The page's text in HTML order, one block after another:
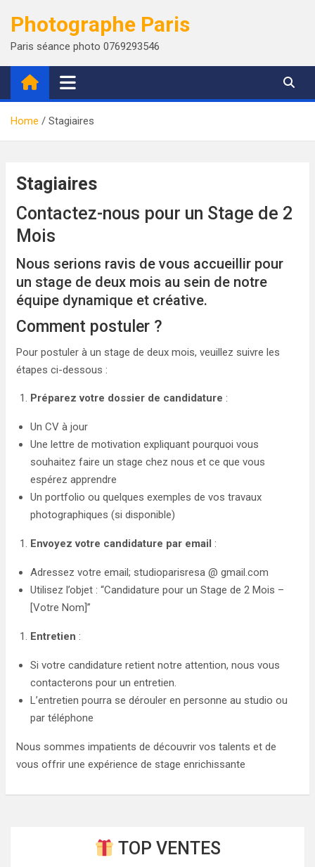
content
Photographe Paris
Paris séance photo 0769293546
Home Stagiaires
Stagiaires
Contactez-nous pour un Stage de 2
Mois
Nous serions ravis de vous accueillir pour
un stage de deux mois au sein de notre
équipe dynamique et créative.
Comment postuler ?
Pour postuler à un stage de deux mois, veuillez suivre les
étapes ci-dessous :
Préparez votre dossier de candidature :
Un CV à jour
Une lettre de motivation expliquant pourquoi vous
souhaitez faire un stage chez nous et ce que vous
espérez apprendre
Un portfolio ou quelques exemples de vos travaux
photographiques (si disponible)
Envoyez votre candidature par email :
Adressez votre email; studioparisresa @ gmail.com
Utilisez l’objet : “Candidature pour un Stage de 2 Mois –
[Votre Nom]”
Entretien :
Si votre candidature retient notre attention, nous vous
contacterons pour un entretien.
L’entretien pourra se dérouler en personne au studio ou
par téléphone
Nous sommes impatients de découvrir vos talents et de
vous offrir une expérience de stage enrichissante
TOP VENTES